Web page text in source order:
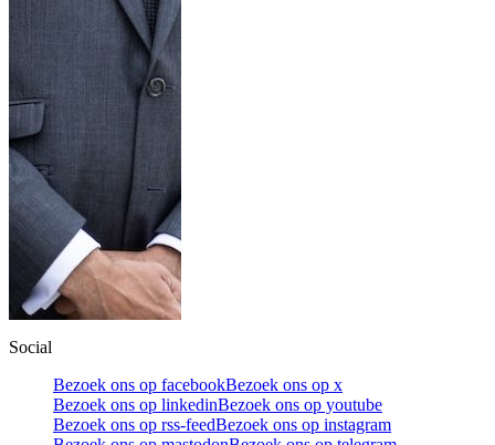
Social
Bezoek ons op facebookBezoek ons op x
Bezoek ons op linkedinBezoek ons op youtube
Bezoek ons op rss-feedBezoek ons op instagram